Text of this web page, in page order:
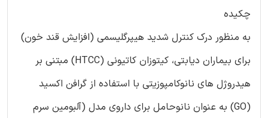
چکیده
به منظور درک کنترل شدید هیپرگلیسمی (افزایش قند خون)
برای بیماران دیابتی، کیتوزان کاتیونی (HTCC) مبتنی بر
هیدروژل های نانوکامپوزیتی با استفاده از گرافن اکسید
(GO) به عنوان نانوحامل برای داروی مدل (آلبومین سرم